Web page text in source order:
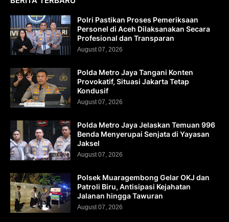
Polri Pastikan Proses Pemeriksaan
Personel di Aceh Dilaksanakan Secara
Profesional dan Transparan
August 07, 2026
Polda Metro Jaya Tangani Konten
Provokatif, Situasi Jakarta Tetap
Kondusif
August 07, 2026
Polda Metro Jaya Jelaskan Temuan 996
Benda Menyerupai Senjata di Yayasan
Jaksel
August 07, 2026
Polsek Muaragembong Gelar OKJ dan
Patroli Biru, Antisipasi Kejahatan
Jalanan hingga Tawuran
August 07, 2026